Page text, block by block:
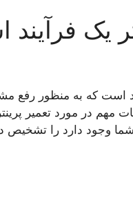
یک
است که به منظور رفع
مهم در مورد تعمیر
شما وجود دارد را